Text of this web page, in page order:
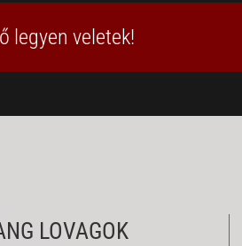
legyen veletek!
LOVAGOK